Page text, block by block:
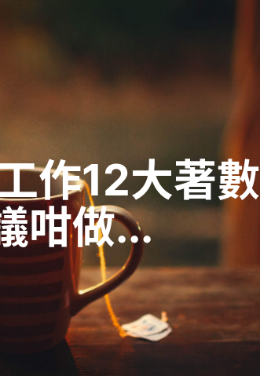
作12大著數
咁做...